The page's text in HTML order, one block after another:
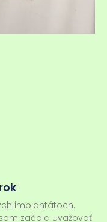
implantátoch.
začala uvažovať